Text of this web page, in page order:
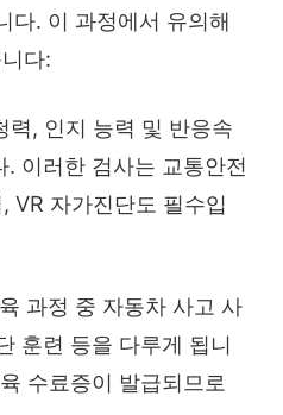
다. 이 과정에서 유의해
다:
력, 인지 능력 및 반응속
. 이러한 검사는 교통안전
VR 자가진단도 필수입
과정 중 자동차 사고 사
훈련 등을 다루게 됩니
수료증이 발급되므로